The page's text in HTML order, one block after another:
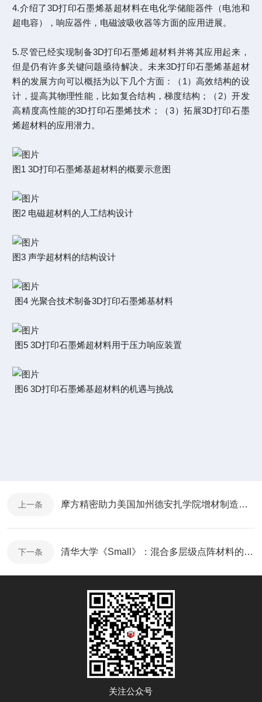
4.介绍了3D打印石墨烯基超材料在电化学储能器件（电池和
超电容），响应器件，电磁波吸收器等方面的应用进展。
5.尽管已经实现制备3D打印石墨烯超材料并将其应用起来，
但是仍有许多关键问题亟待解决。未来3D打印石墨烯基超材
料的发展方向可以概括为以下几个方面：（1）高效结构的设
计，提高其物理性能，比如复合结构，梯度结构；（2）开发
高精度高性能的3D打印石墨烯技术；（3）拓展3D打印石墨
烯超材料的应用潜力。
图1 3D打印石墨烯基超材料的概要示意图
图2 电磁超材料的人工结构设计
图3 声学超材料的结构设计
图4 光聚合技术制备3D打印石墨烯基材料
图5 3D打印石墨烯超材料用于压力响应装置
图6 3D打印石墨烯基超材料的机遇与挑战
上一条 摩方精密助力美国加州德安扎学院增材制造研究项目
下一条 清华大学《Small》：混合多层级点阵材料的构筑设计与力学性能
关注公众号